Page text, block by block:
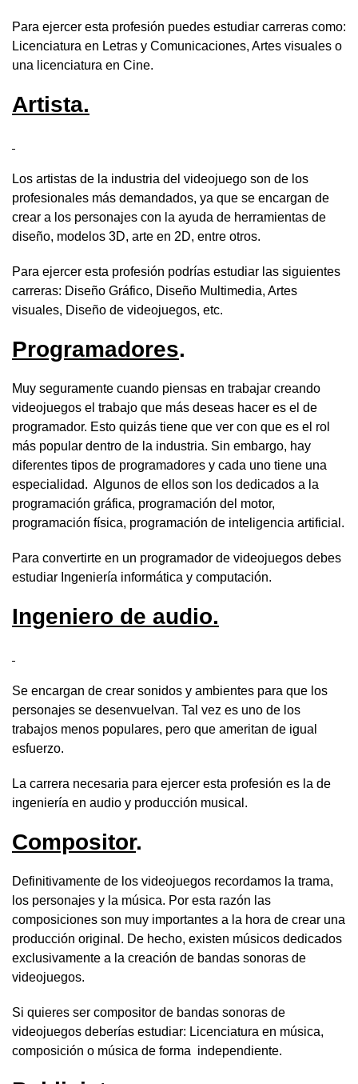
Para ejercer esta profesión puedes estudiar carreras como:
Licenciatura en Letras y Comunicaciones, Artes visuales o
una licenciatura en Cine.
Artista.
Los artistas de la industria del videojuego son de los
profesionales más demandados, ya que se encargan de
crear a los personajes con la ayuda de herramientas de
diseño, modelos 3D, arte en 2D, entre otros.
Para ejercer esta profesión podrías estudiar las siguientes
carreras: Diseño Gráfico, Diseño Multimedia, Artes
visuales, Diseño de videojuegos, etc.
Programadores.
Muy seguramente cuando piensas en trabajar creando
videojuegos el trabajo que más deseas hacer es el de
programador. Esto quizás tiene que ver con que es el rol
más popular dentro de la industria. Sin embargo, hay
diferentes tipos de programadores y cada uno tiene una
especialidad. Algunos de ellos son los dedicados a la
programación gráfica, programación del motor,
programación física, programación de inteligencia artificial.
Para convertirte en un programador de videojuegos debes
estudiar Ingeniería informática y computación.
Ingeniero de audio.
Se encargan de crear sonidos y ambientes para que los
personajes se desenvuelvan. Tal vez es uno de los
trabajos menos populares, pero que ameritan de igual
esfuerzo.
La carrera necesaria para ejercer esta profesión es la de
ingeniería en audio y producción musical.
Compositor.
Definitivamente de los videojuegos recordamos la trama,
los personajes y la música. Por esta razón las
composiciones son muy importantes a la hora de crear una
producción original. De hecho, existen músicos dedicados
exclusivamente a la creación de bandas sonoras de
videojuegos.
Si quieres ser compositor de bandas sonoras de
videojuegos deberías estudiar: Licenciatura en música,
composición o música de forma independiente.